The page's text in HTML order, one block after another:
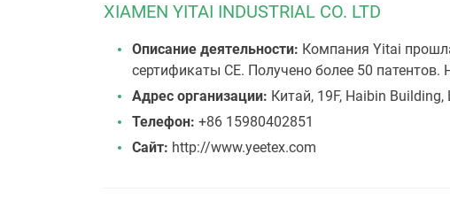
XIAMEN YITAI INDUSTRIAL CO. LTD
Описание деятельности: Компания Yitai
сертификаты CE. Получено более 50
Адрес организации: Китай, 19F, Haibin
Телефон: +86 15980402851
Сайт: http://www.yeetex.com